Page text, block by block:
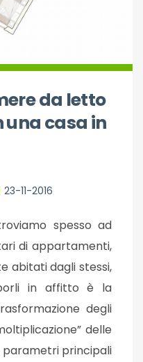
da letto
una casa in
23-11-2016
spesso ad
di appartamenti,
abitati dagli stessi,
in affitto è la
degli
delle
principali